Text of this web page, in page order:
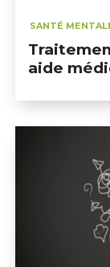
SANTÉ
aide